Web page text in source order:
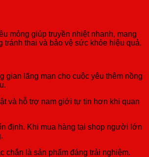
mỏng giúp truyền nhiệt nhanh, mang
thai và bảo vệ sức khỏe hiệu quả.
gian lãng mạn cho cuộc yêu thêm nồng
và hỗ trợ nam giới tự tin hơn khi quan
định. Khi mua hàng tại shop người lớn
chắn là sản phẩm đáng trải nghiệm.